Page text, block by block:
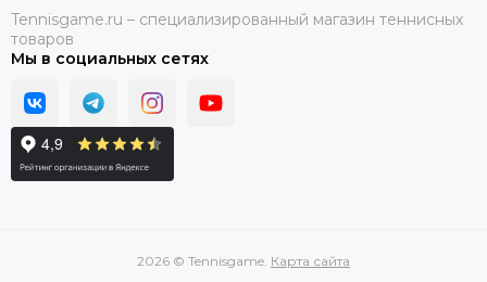
Tennisgame.ru – специализированный магазин теннисных
товаров
Мы в социальных сетях
2026 © Tennisgame. Карта сайта